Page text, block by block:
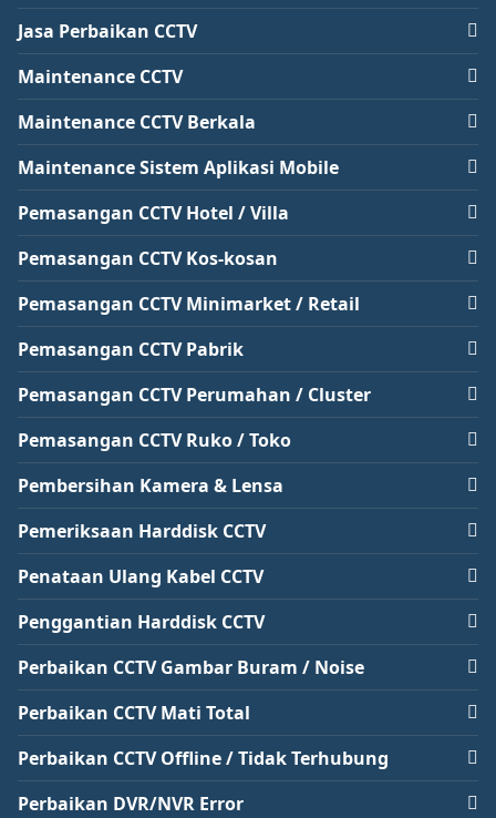
Jasa Perbaikan CCTV
Maintenance CCTV
Maintenance CCTV Berkala
Maintenance Sistem Aplikasi Mobile
Pemasangan CCTV Hotel / Villa
Pemasangan CCTV Kos-kosan
Pemasangan CCTV Minimarket / Retail
Pemasangan CCTV Pabrik
Pemasangan CCTV Perumahan / Cluster
Pemasangan CCTV Ruko / Toko
Pembersihan Kamera & Lensa
Pemeriksaan Harddisk CCTV
Penataan Ulang Kabel CCTV
Penggantian Harddisk CCTV
Perbaikan CCTV Gambar Buram / Noise
Perbaikan CCTV Mati Total
Perbaikan CCTV Offline / Tidak Terhubung
Perbaikan DVR/NVR Error